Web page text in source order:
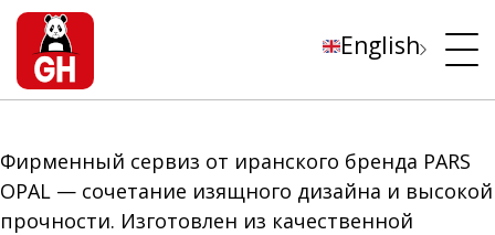
English
Фирменный сервиз от иранского бренда PARS
OPAL — сочетание изящного дизайна и высокой
прочности. Изготовлен из качественной